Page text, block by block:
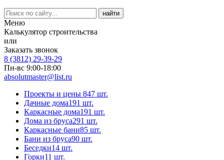
Меню
Калькулятор строительства
или
Заказать звонок
8 (3812) 29-39-29
Пн-вс 9:00-18:00
absolutmaster@list.ru
Проекты и цены 847 шт.
Дачные дома191 шт.
Каркасные дома191 шт.
Дома из бруса291 шт.
Каркасные бани85 шт.
Бани из бруса90 шт.
Беседки14 шт.
Горки11 шт.